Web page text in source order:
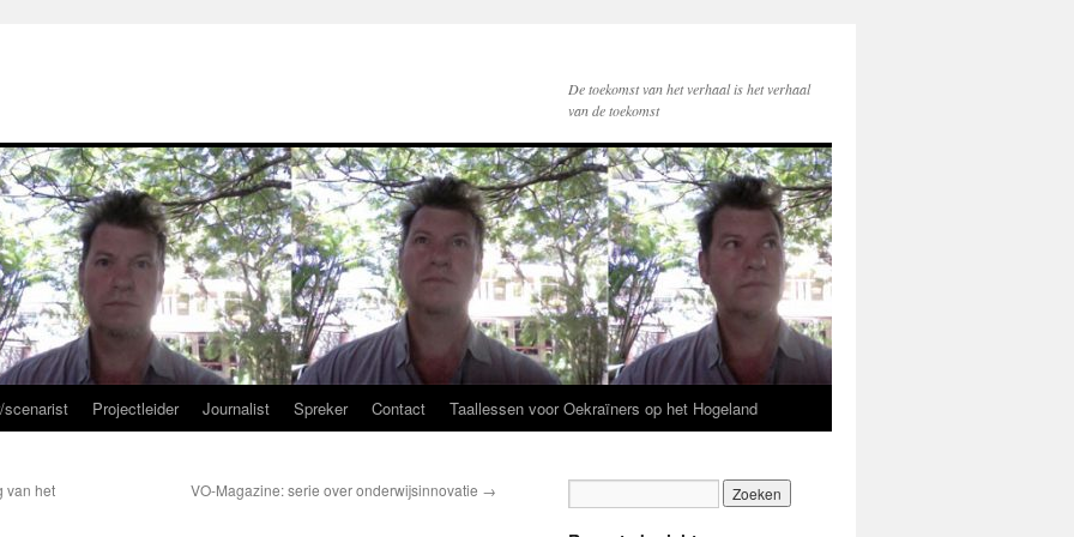
De toekomst van het verhaal is het verhaal
van de toekomst
Projectleider Journalist Spreker Contact Taallessen voor Oekraïners op het Hogeland
van het
VO-Magazine: serie over onderwijsinnovatie →